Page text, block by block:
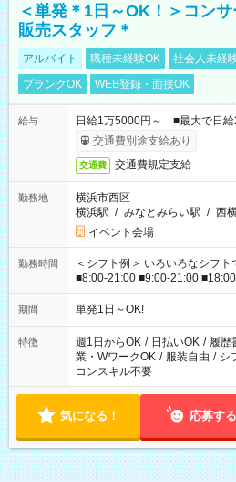
＜単発＊1日～OK！＞コン
販売スタッフ＊
アルバイト 職種未経験OK 社会人未経
ブランクOK
WEB登録・面接OK
給与
日給1万5000円～ ■最大で日給
交通費別途支給あり
交通費 交通費規定支給
勤務地
横浜市西区
横浜駅 / みなとみらい駅 / 西
イベント会場
勤務時間
＜シフト例＞ いろいろなシフ
■8:00-21:00 ■9:00-21:00
期間 単発1日～OK!
特徴 週1日からOK / 日払いOK / 履歴
業・WワークOK / 服装自由 / シ
コンスキル不要
気になる！ 応募する